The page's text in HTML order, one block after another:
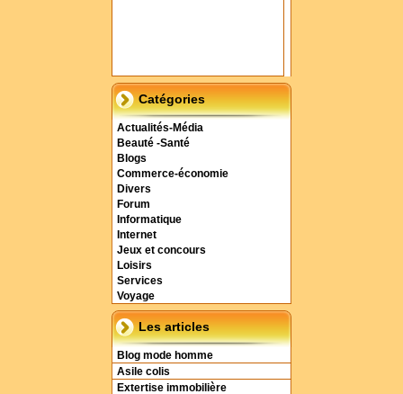
Catégories
Actualités-Média
Beauté -Santé
Blogs
Commerce-économie
Divers
Forum
Informatique
Internet
Jeux et concours
Loisirs
Services
Voyage
Les articles
Blog mode homme
Asile colis
Extertise immobilière